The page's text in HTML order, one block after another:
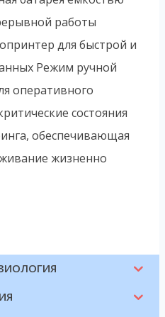
работы
для быстрой и
Режим ручной
оперативного
состояния
обеспечивающая
жизненно